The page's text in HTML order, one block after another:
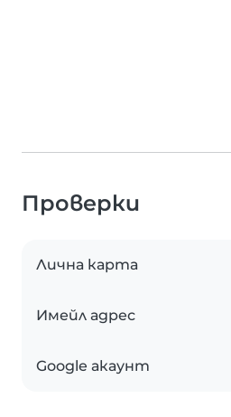
Проверки
Лична карта
Имейл адрес
Google акаунт